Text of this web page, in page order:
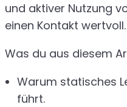
und aktiver Nutzung
einen Kontakt wertvoll.
Was du aus diesem
Warum statisches
führt.